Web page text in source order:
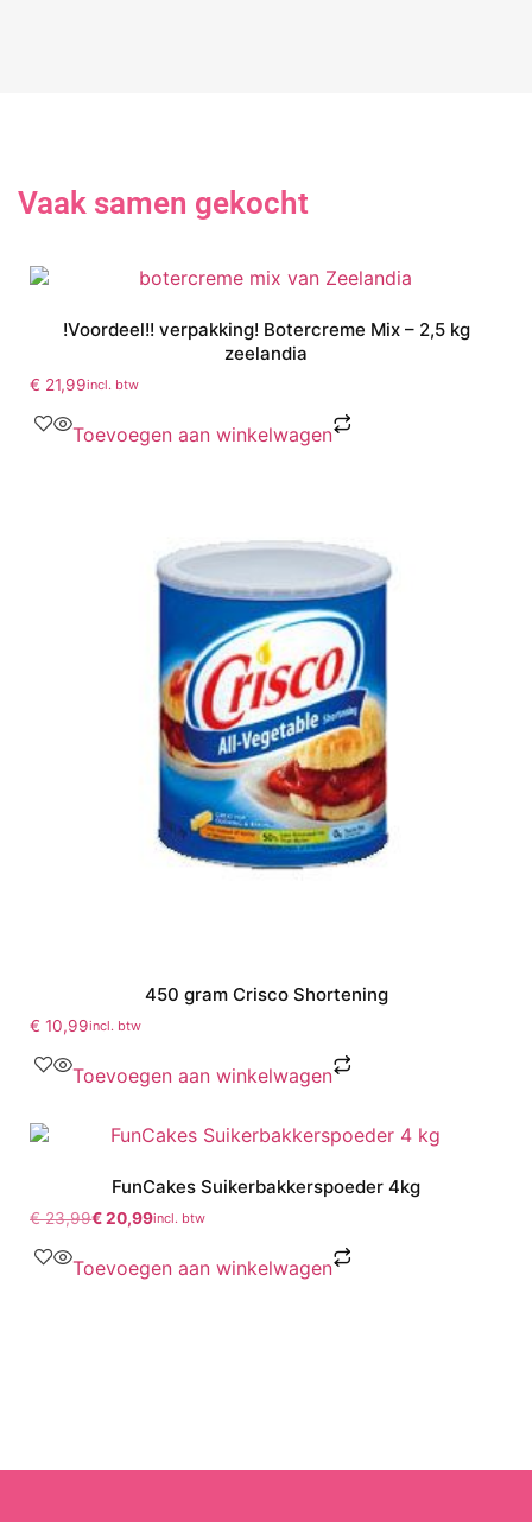
Vaak samen gekocht
!Voordeel!! verpakking! Botercreme Mix – 2,5 kg
zeelandia
€ 21,99incl. btw
Toevoegen aan winkelwagen
450 gram Crisco Shortening
€ 10,99incl. btw
Toevoegen aan winkelwagen
FunCakes Suikerbakkerspoeder 4kg
€23,99€20,99incl. btw
Toevoegen aan winkelwagen